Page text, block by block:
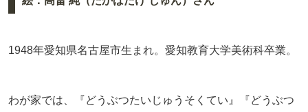
1948年愛知県名古屋市生まれ。愛知教育大学美術科卒業。
わが家では、『どうぶつたいじゅうそくてい』『どうぶつ